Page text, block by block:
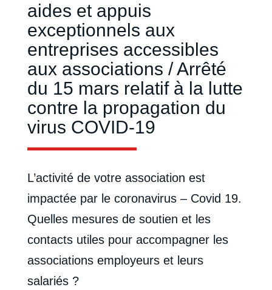
aides et appuis
exceptionnels aux
entreprises accessibles
aux associations / Arrêté
du 15 mars relatif à la lutte
contre la propagation du
virus COVID-19
L’activité de votre association est
impactée par le coronavirus – Covid 19.
Quelles mesures de soutien et les
contacts utiles pour accompagner les
associations employeurs et leurs
salariés ?